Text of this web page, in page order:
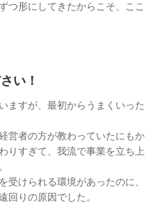
つ形にしてきたからこそ、ここ
い！
ますが、最初からうまくいった
営者の方が教わっていたにもか
りすぎて、我流で事業を立ち上
受けられる環境があったのに、
回りの原因でした。